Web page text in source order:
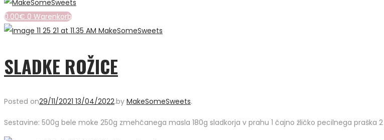
0.00€ 0 Warenkorb
SLADKE ROŽICE
Posted on29/11/2021 13/04/2022.by MakeSomeSweets.
Sestavine: 500g bele moke 250g zmehčanega masla 180g sladkorja v prahu 1 čajno žličko pecilnega praška